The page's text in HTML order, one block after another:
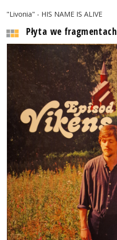
"Livonia" - HIS NAME IS ALIVE
Płyta we fragmentach